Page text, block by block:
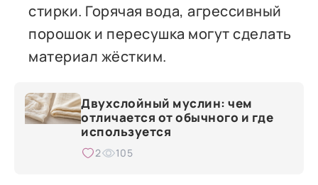
стирки. Горячая вода, агрессивный
порошок и пересушка могут сделать
материал жёстким.
Двухслойный муслин: чем
отличается от обычного и где
используется
2 105